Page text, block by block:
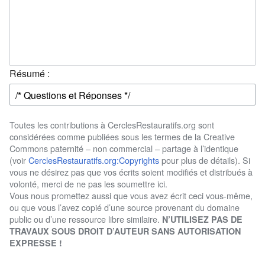
Résumé :
Toutes les contributions à CerclesRestauratifs.org sont
considérées comme publiées sous les termes de la Creative
Commons paternité – non commercial – partage à l’identique
(voirCerclesRestauratifs.org:Copyrightspour plus de détails). Si
vous ne désirez pas que vos écrits soient modifiés et distribués à
volonté, merci de ne pas les soumettre ici.
Vous nous promettez aussi que vous avez écrit ceci vous-même,
ou que vous l’avez copié d’une source provenant du domaine
public ou d’une ressource libre similaire. N’UTILISEZ PAS DE
TRAVAUX SOUS DROIT D’AUTEUR SANS AUTORISATION
EXPRESSE !